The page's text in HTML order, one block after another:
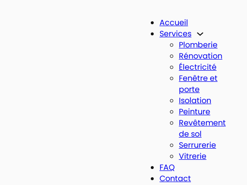
Accueil
Services
Plomberie
Rénovation
Électricité
Fenêtre et
porte
Isolation
Peinture
Revêtement
de sol
Serrurerie
Vitrerie
FAQ
Contact